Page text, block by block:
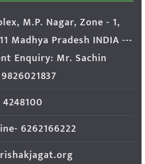
M.P. Nagar, Zone - 1,
Madhya Pradesh INDIA ---
Enquiry: Mr. Sachin
6262166222